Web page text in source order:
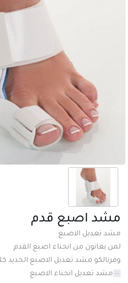
مشد اصبع قدم
مشد تعديل الاصبع
لمن يعانون من انحناء اصبع القدم
وفرنالكو مشد تعديل الاصبع الجديد
مشد تعديل انحناء الاصبع